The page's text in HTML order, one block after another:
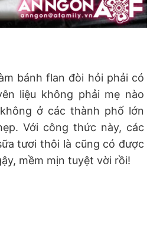
bánh flan đòi hỏi phải có
liệu không phải mẹ nào
ở các thành phố lớn
Với công thức này, các
tươi thôi là cũng có được
mềm mịn tuyệt vời rồi!